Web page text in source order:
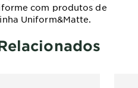
com produtos de
Uniform&Matte.